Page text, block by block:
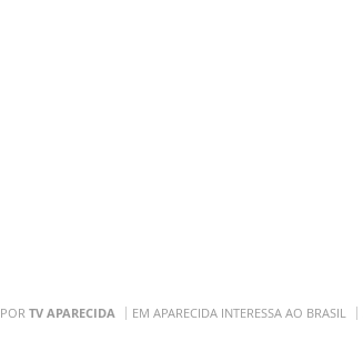
POR TV APARECIDA EM APARECIDA INTERESSA AO BRASIL